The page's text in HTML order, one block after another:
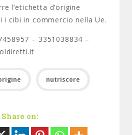
l’etichetta d’origine
cibi in commercio nella Ue.
– 3351038834 –
nutriscore
Share on: